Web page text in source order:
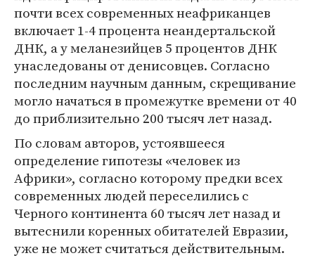
почти всех современных неафриканцев
включает 1-4 процента неандертальской
ДНК, а у меланезийцев 5 процентов ДНК
унаследованы от денисовцев. Согласно
последним научным данным, скрещивание
могло начаться в промежутке времени от 40
до приблизительно 200 тысяч лет назад.
По словам авторов, устоявшееся
определение гипотезы «человек из
Африки», согласно которому предки всех
современных людей переселились с
Черного континента 60 тысяч лет назад и
вытеснили коренных обитателей Евразии,
уже не может считаться действительным.